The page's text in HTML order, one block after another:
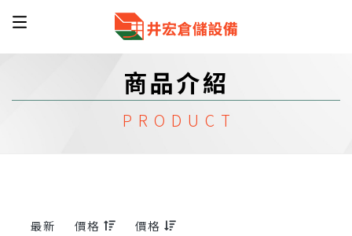
商品介紹
最新 價格 價格